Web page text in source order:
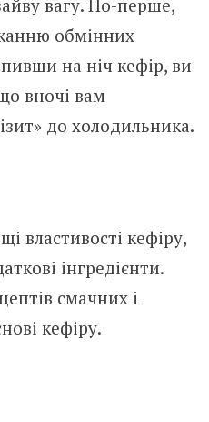
вагу. По-перше,
обмінних
на ніч кефір, ви
вночі вам
до холодильника.
властивості кефіру,
інгредієнти.
смачних і
кефіру.